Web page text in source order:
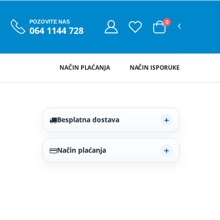
POZOVITE NAS
064 1144 728
0
NAČIN ISPORUKE
NAČIN PLAĆANJA
Besplatna dostava
Način plaćanja